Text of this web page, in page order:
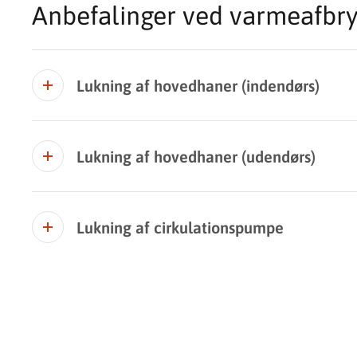
Anbefalinger ved
Lukning af hovedhaner (indendørs)
Lukning af hovedhaner (udendørs)
Lukning af cirkulationspumpe